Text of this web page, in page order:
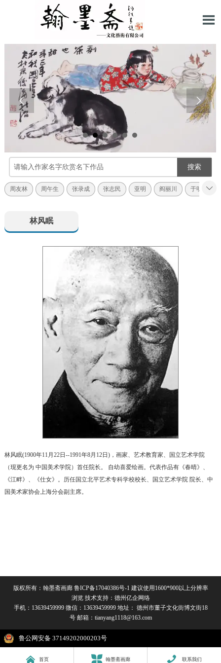

 
搜索
周友林 周午生 张录成 张志民 亚明 阎丽川 于明诠
林风眠
林风眠(1900年11月22日--1991年8月12日)，画家、艺术教育家、国立艺术学院
（现更名为 中国美术学院）首任院长。 自幼喜爱绘画。代表作品有《春晴》、
《江畔》、《仕女》。历任国立北平艺术专科学校校长、国立艺术学院 院长、中
国美术家协会上海分会副主席。
版权所有：翰墨斋画廊 鲁ICP备17040386号-1 建议使用1600*900以上分辨率
浏览 技术支持： 德州亿企网络
手机：13639459999 微信：13639459999 地址： 德州市董子文化街博文街18
号 邮箱：tianyang1118@163.com
鲁公网安备 37149202000203号
 首页  翰墨斋画廊  联系我们